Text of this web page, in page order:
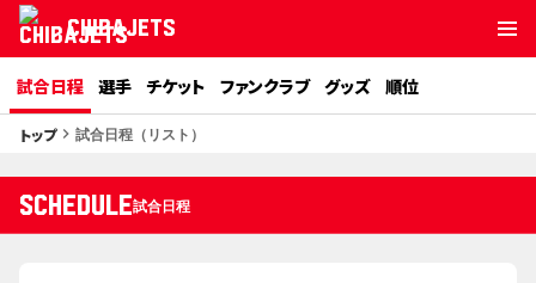
CHIBAJETS
試合日程 選手 チケット ファンクラブ グッズ 順位
トップkeyboard_arrow_right 試合日程（リスト）
SCHEDULE試合日程